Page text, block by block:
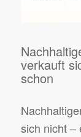
verkauft
schon
sich nicht –